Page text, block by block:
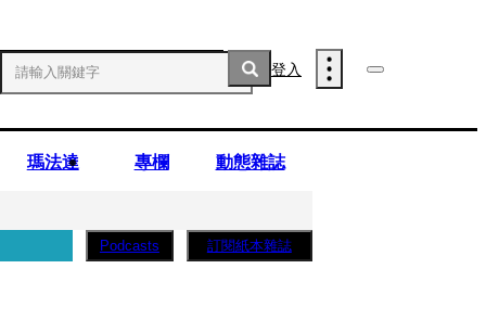
登入
瑪法達 專欄 動態雜誌
Podcasts 訂閱紙本雜誌